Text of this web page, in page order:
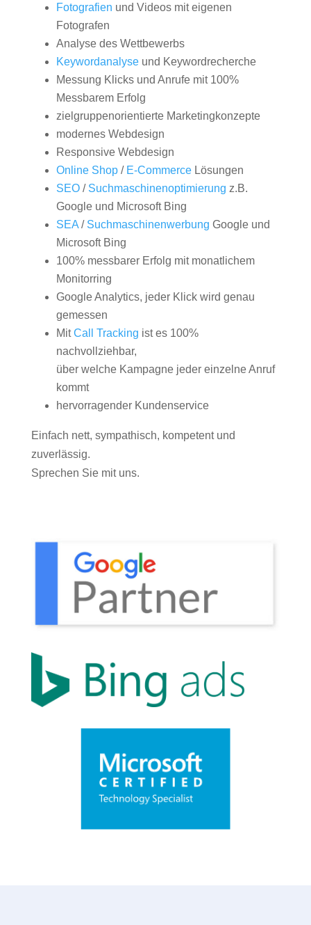
Fotografien und Videos mit eigenen
Fotografen
Analyse des Wettbewerbs
Keywordanalyseund Keywordrecherche
Messung Klicks und Anrufe mit 100%
Messbarem Erfolg
zielgruppenorientierte Marketingkonzepte
modernes Webdesign
Responsive Webdesign
Online Shop/ E-CommerceLösungen
SEO/ Suchmaschinenoptimierung z.B.
Google und Microsoft Bing
SEA/ Suchmaschinenwerbung Google und
Microsoft Bing
100% messbarer Erfolg mit monatlichem
Monitorring
Google Analytics, jeder Klick wird genau
gemessen
MitCall Tracking ist es 100%
nachvollziehbar,
über welche Kampagne jeder einzelne Anruf
kommt
hervorragender Kundenservice
Einfach nett, sympathisch, kompetent und
zuverlässig.
Sprechen Sie mit uns.